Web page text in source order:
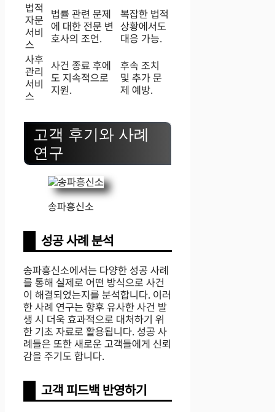
법적
자문
서비
스
법률 관련 문제
에 대한 전문 변
호사의 조언.
복잡한 법적
상황에서도
대응 가능.
사후
관리
서비
스
사건 종료 후에
도 지속적으로
지원.
후속 조치
및 추가 문
제 예방.
고객 후기와 사례
연구
송파흥신소
성공 사례 분석
송파흥신소에서는 다양한 성공 사례
를 통해 실제로 어떤 방식으로 사건
이 해결되었는지를 분석합니다. 이러
한 사례 연구는 향후 유사한 사건 발
생 시 더욱 효과적으로 대처하기 위
한 기초 자료로 활용됩니다. 성공 사
례들은 또한 새로운 고객들에게 신뢰
감을 주기도 합니다.
고객 피드백 반영하기